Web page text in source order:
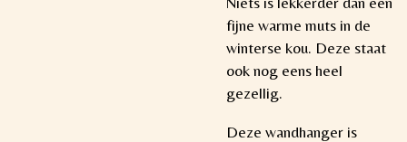
fijne warme muts in de
winterse kou. Deze staat
ook nog eens heel
gezellig.
Deze wandhanger is